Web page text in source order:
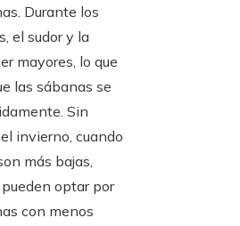
Durante los
el sudor y la
mayores, lo que
las sábanas se
Sin
invierno, cuando
más bajas,
optar por
con menos